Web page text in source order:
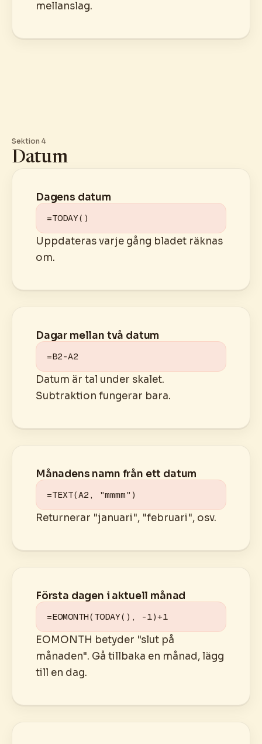
mellanslag.
Sektion 4
Datum
Dagens datum
=TODAY()
Uppdateras varje gång bladet räknas
om.
Dagar mellan två datum
=B2-A2
Datum är tal under skalet.
Subtraktion fungerar bara.
Månadens namn från ett datum
=TEXT(A2, "mmmm")
Returnerar "januari", "februari", osv.
Första dagen i aktuell månad
=EOMONTH(TODAY(), -1)+1
EOMONTH betyder "slut på
månaden". Gå tillbaka en månad, lägg
till en dag.